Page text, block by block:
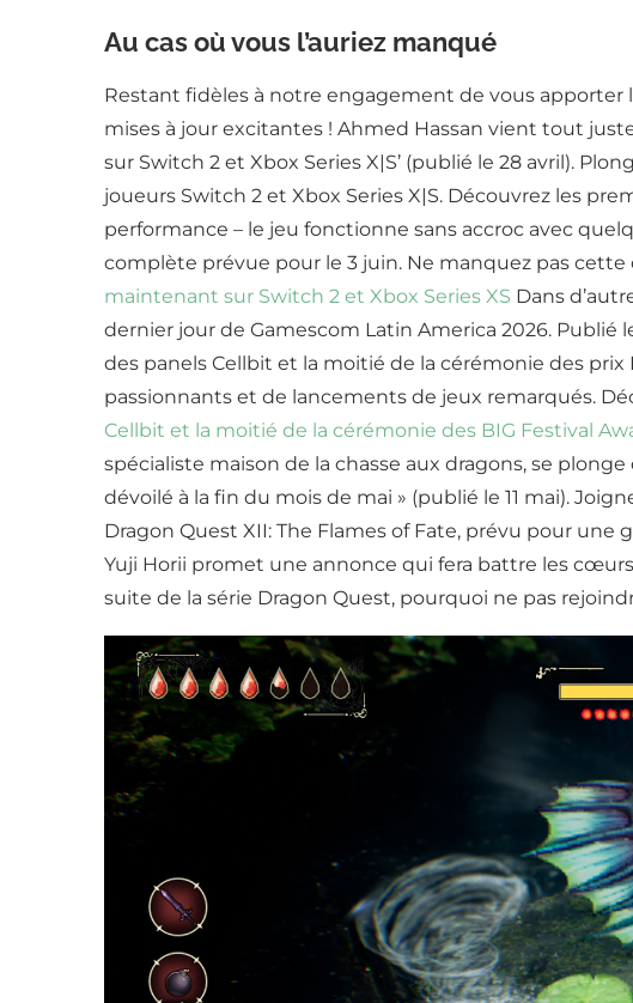
Au cas où vous l’auriez manqué
Restant fidèles à notre engagement de vous
mises à jour excitantes ! Ahmed Hassan vient tout
sur Switch 2 et Xbox Series X|S’ (publié le 28 avril).
joueurs Switch 2 et Xbox Series X|S. Découvrez les
performance – le jeu fonctionne sans accroc avec
complète prévue pour le 3 juin. Ne manquez pas cette
maintenant sur Switch 2 et Xbox Series XS Dans
dernier jour de Gamescom Latin America 2026. Publié
des panels Cellbit et la moitié de la cérémonie des prix
passionnants et de lancements de jeux remarqués.
Cellbit et la moitié de la cérémonie des BIG Festival
spécialiste maison de la chasse aux dragons, se
dévoilé à la fin du mois de mai » (publié le 11 mai).
Dragon Quest XII: The Flames of Fate, prévu pour
Yuji Horii promet une annonce qui fera battre les
suite de la série Dragon Quest, pourquoi ne pas